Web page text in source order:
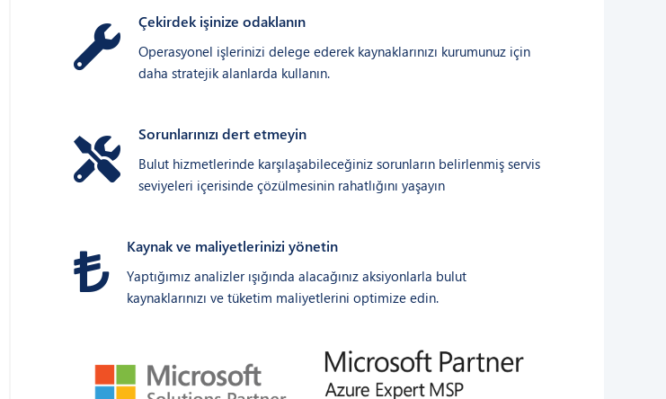
Çekirdek işinize odaklanın
Operasyonel işlerinizi delege ederek kaynaklarınızı kurumunuz için
daha stratejik alanlarda kullanın.
Sorunlarınızı dert etmeyin
Bulut hizmetlerinde karşılaşabileceğiniz sorunların belirlenmiş servis
seviyeleri içerisinde çözülmesinin rahatlığını yaşayın
Kaynak ve maliyetlerinizi yönetin
Yaptığımız analizler ışığında alacağınız aksiyonlarla bulut
kaynaklarınızı ve tüketim maliyetlerini optimize edin.